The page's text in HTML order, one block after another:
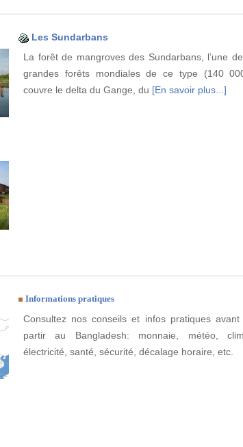
Les Sundarbans
La forêt de mangroves des Sundarbans, l’une
grandes forêts mondiales de ce type (140
couvre le delta du Gange, du [En savoir plus...]
Informations pratiques
Consultez nos conseils et infos pratiques avant
partir au Bangladesh: monnaie, météo,
électricité, santé, sécurité, décalage horaire, etc.